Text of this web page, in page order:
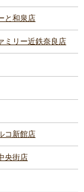
と和泉店
ミリー近鉄奈良店
コ新館店
央街店